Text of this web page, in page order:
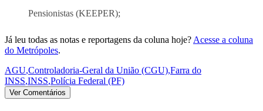
Pensionistas (KEEPER);
Já leu todas as notas e reportagens da coluna hoje? Acesse a coluna
do Metrópoles.
AGU,Controladoria-Geral da União (CGU),Farra do
INSS,INSS,Polícia Federal (PF)
Ver Comentários